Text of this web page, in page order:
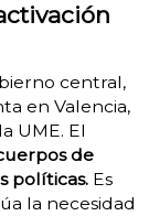
central,
en Valencia,
UME. El
de
políticas.Es
la necesidad